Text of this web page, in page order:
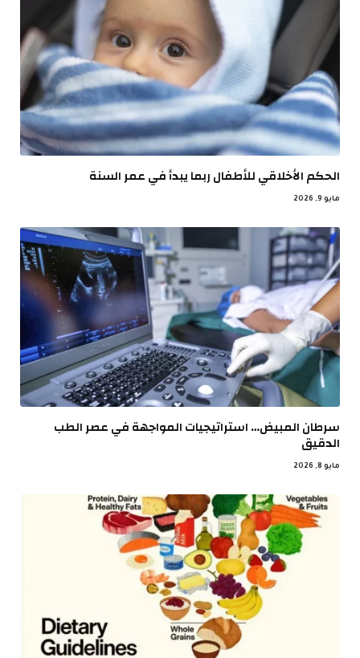
الحكم الأخلاقي للأطفال ربما يبدأ في عمر السنة
مايو 9, 2026
سرطان المبيض… استراتيجيات المواجهة في عصر الطب
الدقيق
مايو 8, 2026